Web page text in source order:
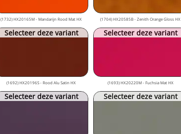
(1732) HX20165M - Mandarijn Rood Mat HX (1704) HX20585B - Zenith Orange Gloss HX
Selecteer deze variant
(1692) HX20196S - Rood Alu Satin HX
Selecteer deze variant
(1693) HX20220M - Fuchsia Mat HX
Selecteer deze variant Selecteer deze variant